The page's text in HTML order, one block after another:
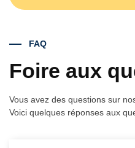
FAQ
Foire aux
Vous avez des questions sur
Voici quelques réponses aux